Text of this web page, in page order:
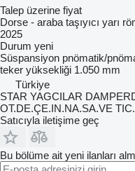
Talep üzerine fiyat
Dorse - araba taşıyıcı yarı
2025
Durum yeni
Süspansiyon pnömatik/
teker yüksekliği 1.050 mm
Türkiye
STAR YAGCILAR
OT.DE.ÇE.IN.NA.SA.VE
Satıcıyla iletişime geç
Bu bölüme ait yeni ilanları